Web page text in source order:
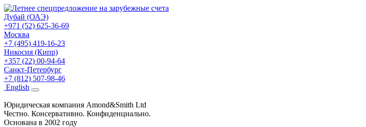
Дубай (ОАЭ)
+971 (52) 625-36-69
Москва
+7 (495) 419-16-23
Никосия (Кипр)
+357 (22) 00-94-64
Санкт-Петербург
+7 (812) 507-98-46
English
Юридическая компания Amond&Smith Ltd
Честно. Консервативно. Конфиденциально.
Основана в 2002 году